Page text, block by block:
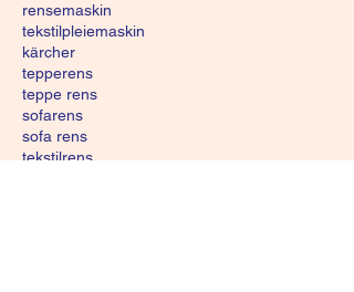
rensemaskin
tekstilpleiemaskin
kärcher
tepperens
teppe rens
sofarens
sofa rens
tekstilrens